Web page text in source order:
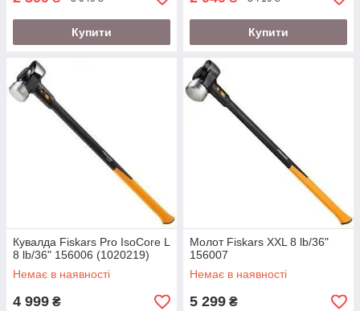
Купити Купити
Кувалда Fiskars Pro IsoCore L
8 lb/36" 156006 (1020219)
Немає в наявності
4 999 ₴
Молот Fiskars XXL 8 lb/36"
156007
Немає в наявності
5 299 ₴